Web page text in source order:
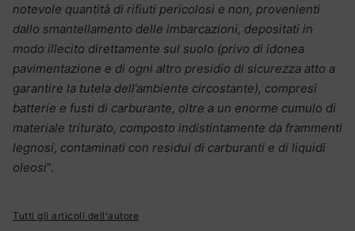
notevole quantità di rifiuti pericolosi e non, provenienti
dallo smantellamento delle imbarcazioni, depositati in
modo illecito direttamente sul suolo (privo di idonea
pavimentazione e di ogni altro presidio di sicurezza atto a
garantire la tutela dell’ambiente circostante), compresi
batterie e fusti di carburante, oltre a un enorme cumulo di
materiale triturato, composto indistintamente da frammenti
legnosi, contaminati con residui di carburanti e di liquidi
oleosi“.
Tutti gli articoli dell'autore